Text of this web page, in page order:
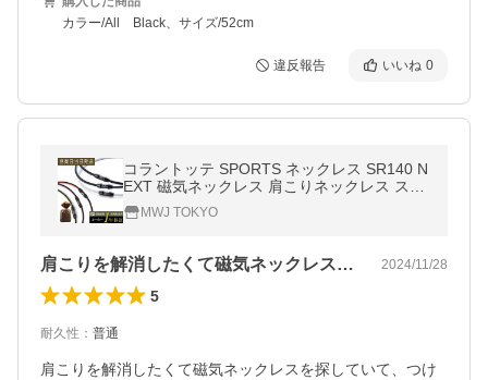
カラー/All Black、サイズ/52cm
違反報告 いいね 0
コラントッテ SPORTS ネックレス SR140 N
EXT 磁気ネックレス 肩こりネックレス スポ
ーツ colantotte 血行促進 爆買
MWJ TOKYO
肩こりを解消したくて磁気ネックレスを探… 2024/11/28
5
耐久性 ： 普通
肩こりを解消したくて磁気ネックレスを探していて、つけ